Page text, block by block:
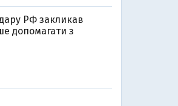
РФ закликав
допомагати з